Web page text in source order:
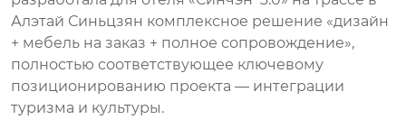
Алэтай Синьцзян комплексное решение «дизайн
+ мебель на заказ + полное сопровождение»,
полностью соответствующее ключевому
позиционированию проекта — интеграции
туризма и культуры.